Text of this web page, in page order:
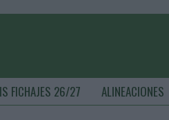
FICHAJES 26/27 ALINEACIONES